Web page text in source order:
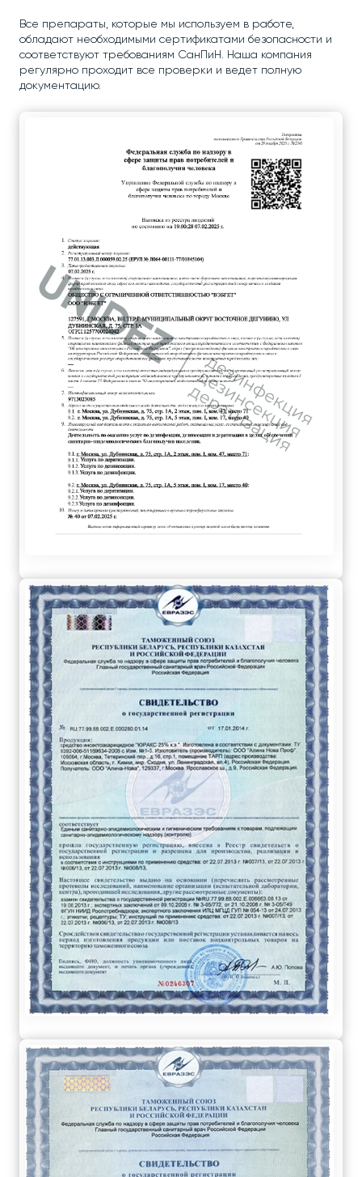
Все препараты, которые мы используем в работе,
обладают необходимыми сертификатами безопасности и
соответствуют требованиям СанПиН. Наша компания
регулярно проходит все проверки и ведет полную
документацию.